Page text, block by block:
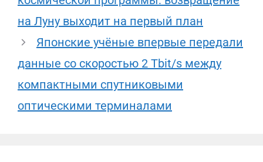
на Луну выходит на первый план
Японские учёные впервые передали
данные со скоростью 2 Tbit/s между
компактными спутниковыми
оптическими терминалами